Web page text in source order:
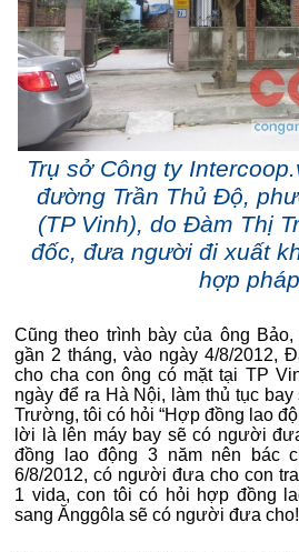
Trụ sở Công ty
đường Trần Thủ Độ,
(TP Vinh), do Đàm Thị
đốc, đưa người đi xuất
hợp pháp
Cũng theo trình bày của ông
gần 2 tháng, vào ngày 4/8/2012,
cho cha con ông có mặt tại TP
ngày để ra Hà Nội, làm thủ tục
Trường, tôi có hỏi “Hợp đồng lao
lời là lên máy bay sẽ có người
đồng lao động 3 năm nên bác
6/8/2012, có người đưa cho con
1 vida, con tôi có hỏi hợp đồng
sang Ănggôla sẽ có người đưa cho!